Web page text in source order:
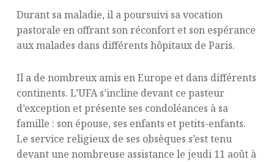
Durant sa maladie, il a poursuivi sa vocation
pastorale en offrant son réconfort et son espérance
aux malades dans différents hôpitaux de Paris.
Il a de nombreux amis en Europe et dans différents
continents. L’UFA s’incline devant ce pasteur
d’exception et présente ses condoléances à sa
famille : son épouse, ses enfants et petits-enfants.
Le service religieux de ses obsèques s’est tenu
devant une nombreuse assistance le jeudi 11 août à